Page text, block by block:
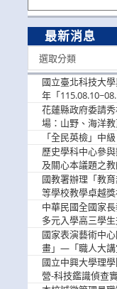
最新消息
選取分類
國立臺北科技大
年「
歡迎學生踴躍報
花蓮縣政府委請
場：山野、海洋
參加
「全民英檢」中
歷史學科中心參
及關心本議題之
國教署辦理「教
等學校教學卓越
中華民國全國家
多元入學高三學
國家表演藝術中
畫」—「職人大講
參與。
國立中興大學理
營-科技鑑識偵查